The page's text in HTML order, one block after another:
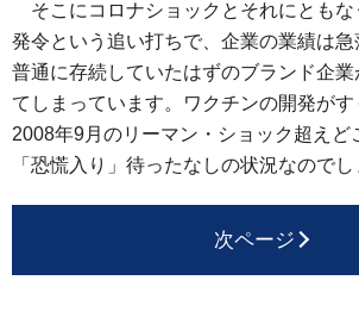
そこにコロナショックとそれにとも
発令という追い打ちで、企業の業績は
普通に存続していたはずのブランド企業
てしまっています。ワクチンの開発がす
2008年9月のリーマン・ショック超えど
「恐慌入り」待ったなしの状況なのでし
次ページ